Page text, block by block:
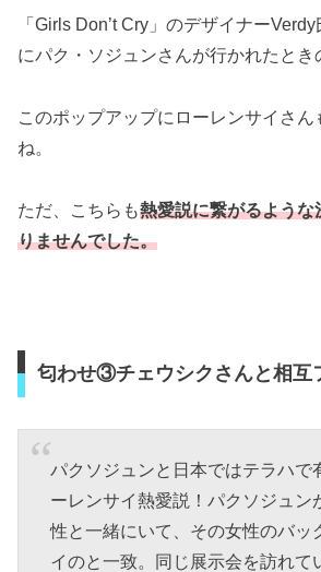
「Girls Don’t Cry」のデザイナー
にパク・ソジュンさんが行かれたとき
このポップアップにローレンサイさ
ね。
ただ、こちらも熱愛説に繋がるような
りませんでした。
匂わせ③チェウシクさんと相互
パクソジュンと日本ではテラハで
ーレンサイ熱愛説！パクソジュン
性と一緒にいて、その女性のバッ
イのと一致。同じ展示会を訪れて